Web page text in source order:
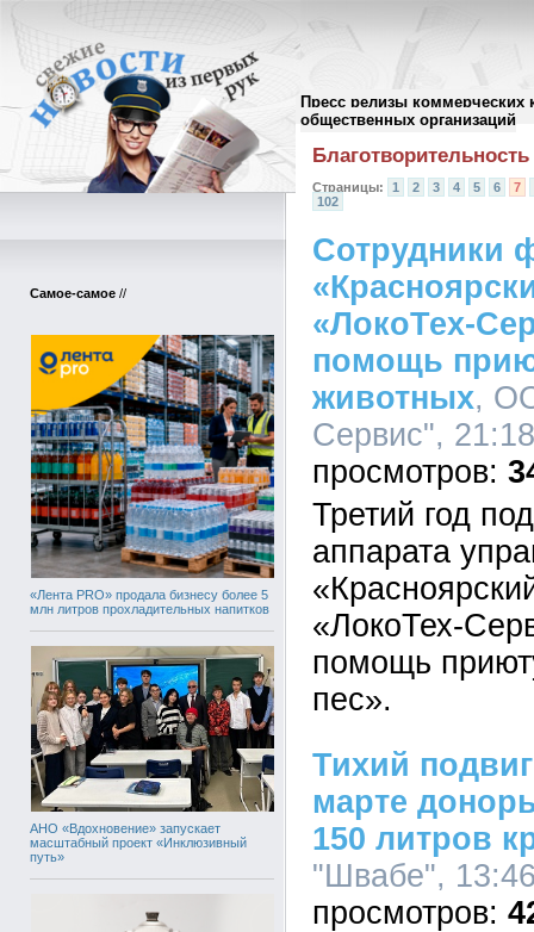
Пресс релизы коммерческих
общественных организаций
Самое-самое //
«Лента PRO» продала бизнесу более 5
млн литров прохладительных напитков
АНО «Вдохновение» запускает
масштабный проект «Инклюзивный
путь»
Архив пресс-релизов//
Благотворительность
Страницы: 1 2 3 4 5 6
7
102
Сотрудники
«ЛокоТех-
помощь
животных,
Сервис",
Третий год
аппарата
«ЛокоТех-
помощь
пес».
Тихий
марте
150 литров
"Швабе",